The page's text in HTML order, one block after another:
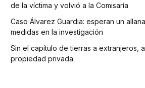
de la víctima y volvió a la Comisaría
Caso Álvarez Guardia: esperan un
medidas en la investigación
Sin el capítulo de tierras a extranjeros,
propiedad privada